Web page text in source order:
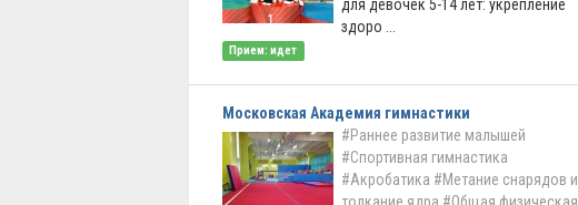
для девочек 5-14 лет: укрепление
здоро ...
Прием: идет
Московская Академия гимнастики
#Раннее развитие малышей
#Спортивная гимнастика
#Акробатика #Метание снарядов и